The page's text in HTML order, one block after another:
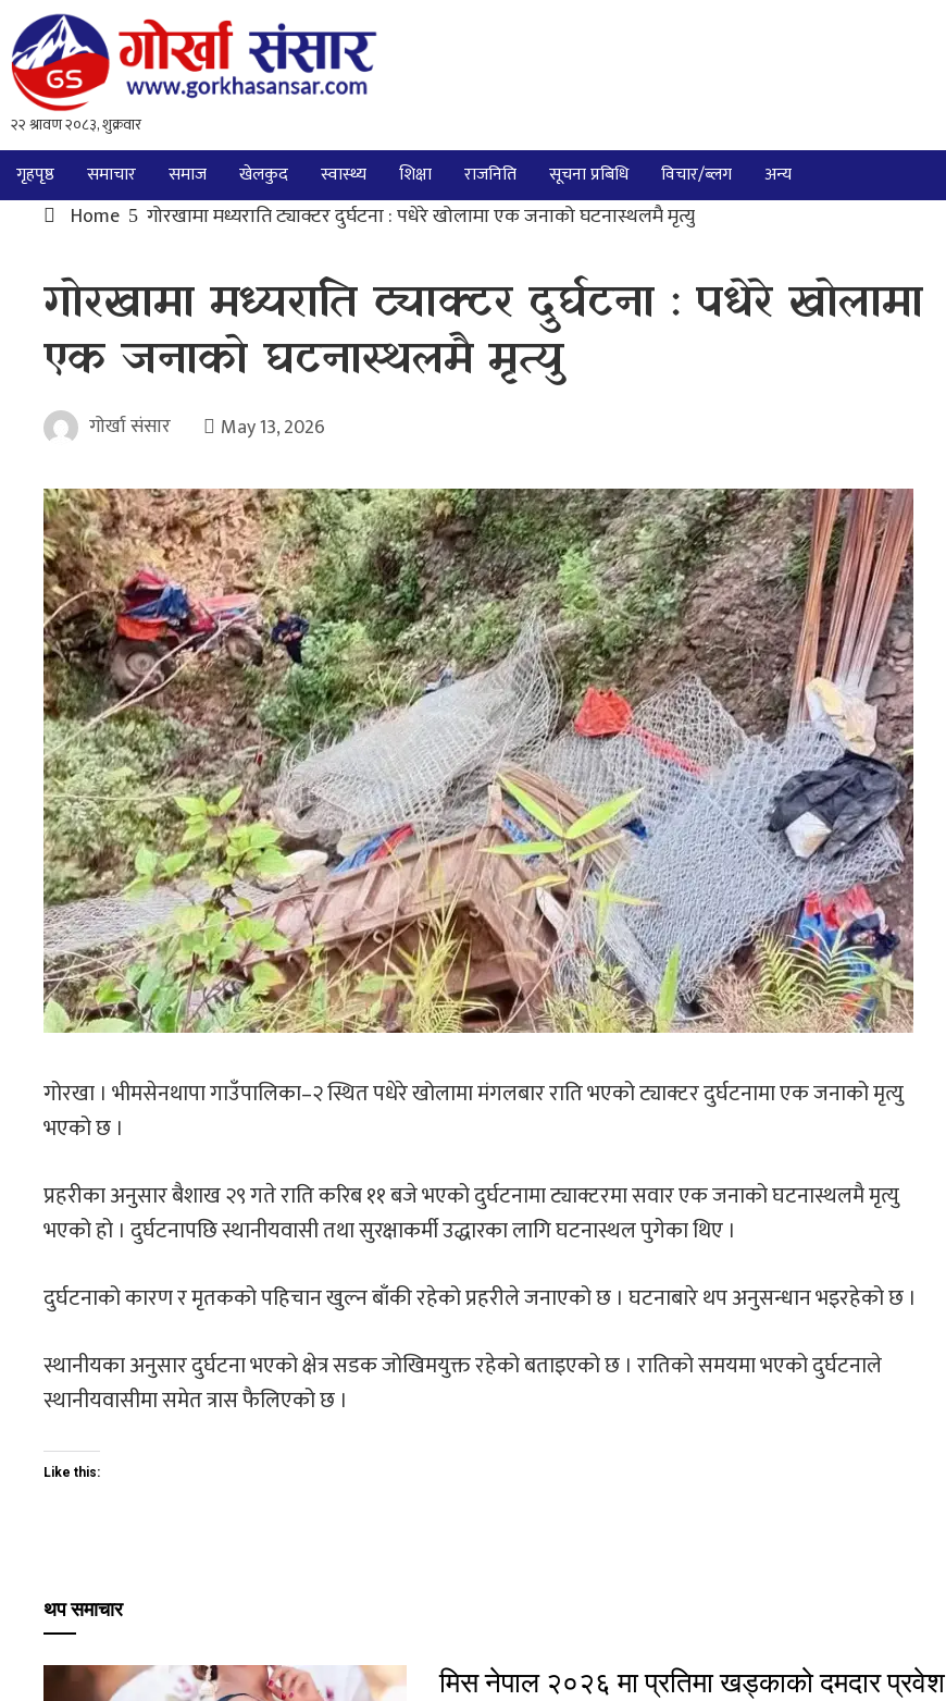
गृहपृष्ठ समाचार समाज खेलकुद स्वास्थ्य शिक्षा राजनिति सूचना प्रबिधि विचार/ब्लग अन्य
Home गोरखामा मध्यराति ट्याक्टर दुर्घटना : पधेरे खोलामा एक जनाको घटनास्थलमै मृत्यु
गोरखामा मध्यराति ट्याक्टर दुर्घटना : पधेरे खोलामा
एक जनाको घटनास्थलमै मृत्यु
गोर्खा संसार May 13, 2026
गोरखा । भीमसेनथापा गाउँपालिका–२ स्थित पधेरे खोलामा मंगलबार राति भएको ट्याक्टर दुर्घटनामा एक जनाको मृत्यु
भएको छ ।
प्रहरीका अनुसार बैशाख २९ गते राति करिब ११ बजे भएको दुर्घटनामा ट्याक्टरमा सवार एक जनाको घटनास्थलमै मृत्यु
भएको हो । दुर्घटनापछि स्थानीयवासी तथा सुरक्षाकर्मी उद्धारका लागि घटनास्थल पुगेका थिए ।
दुर्घटनाको कारण र मृतकको पहिचान खुल्न बाँकी रहेको प्रहरीले जनाएको छ । घटनाबारे थप अनुसन्धान भइरहेको छ ।
स्थानीयका अनुसार दुर्घटना भएको क्षेत्र सडक जोखिमयुक्त रहेको बताइएको छ । रातिको समयमा भएको दुर्घटनाले
स्थानीयवासीमा समेत त्रास फैलिएको छ ।
Like this:
थप समाचार
मिस नेपाल २०२६ मा प्रतिमा खड्काको दमदार प्रवेश